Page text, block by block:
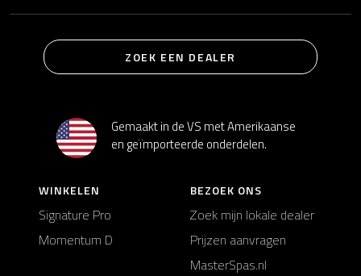
Gemaakt in de VS met Amerikaanse
en geïmporteerde onderdelen.
ZOEK EEN DEALER
WINKELEN
Signature Pro
Momentum D
BEZOEK ONS
Zoek mijn lokale dealer
Prijzen aanvragen
MasterSpas.nl